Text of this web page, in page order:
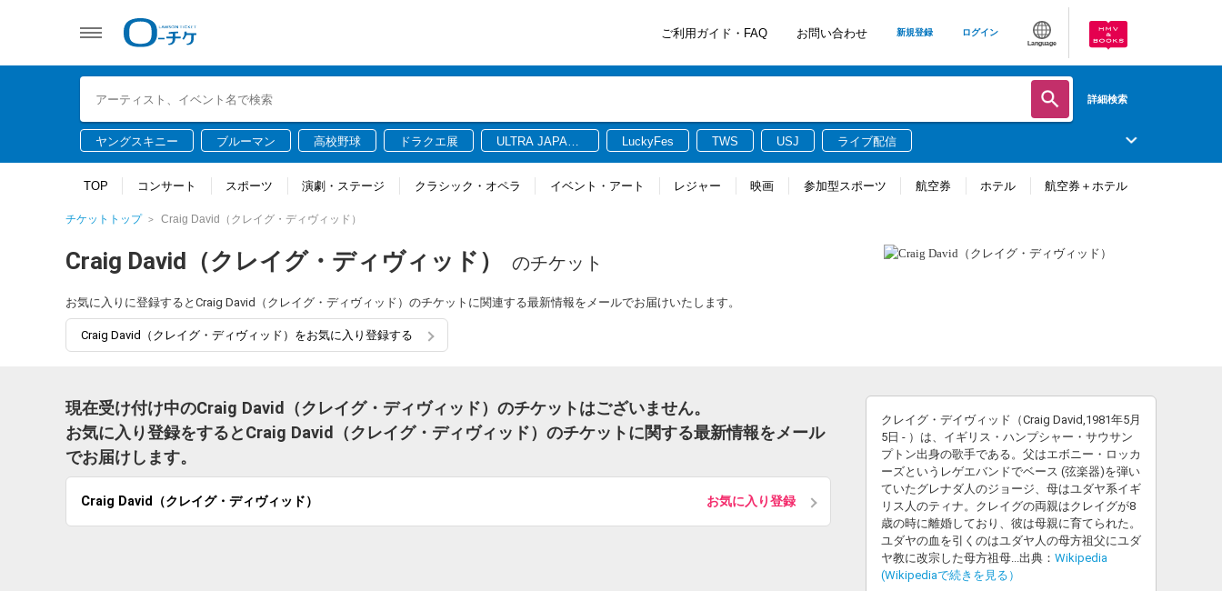
ご利用ガイド・FAQ お問い合わせ 新規登録 ログイン
Language
詳細検索
ヤングスキニー ブルーマン 高校野球 ドラクエ展
ULTRA JAPAN
LuckyFes TWS USJ ライブ配信
TOP コンサート スポーツ 演劇・ステージ クラシック・オペラ イベント・アート レジャー 映画 参加型スポーツ 航空券 ホテル 航空券＋ホテル
チケットトップ Craig David（クレイグ・ディヴィッド）
Craig David（クレイグ・ディヴィッド） のチケット
お気に入りに登録するとCraig David（クレイグ・ディヴィッド）のチケットに関連する最新情報をメールでお届けいたします。
Craig David（クレイグ・ディヴィッド）をお気に入り登録する
現在受け付け中のCraig David（クレイグ・ディヴィッド）のチケットはございません。
お気に入り登録をするとCraig David（クレイグ・ディヴィッド）のチケットに関する最新情報をメール
でお届けします。
Craig David（クレイグ・ディヴィッド） お気に入り登録
クレイグ・デイヴィッド（Craig David,1981年5月
5日 - ）は、イギリス・ハンプシャー・サウサン
プトン出身の歌手である。父はエボニー・ロッカ
ーズというレゲエバンドでベース (弦楽器)を弾い
ていたグレナダ人のジョージ、母はユダヤ系イギ
リス人のティナ。クレイグの両親はクレイグが8
歳の時に離婚しており、彼は母親に育てられた。
ユダヤの血を引くのはユダヤ人の母方祖父にユダ
ヤ教に改宗した母方祖母...出典： Wikipedia
(Wikipediaで続きを見る）